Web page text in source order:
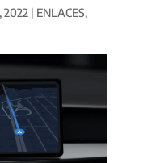
2022| ENLACES,